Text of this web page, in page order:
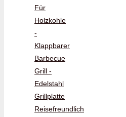
Für
Holzkohle
-
Klappbarer
Barbecue
Grill -
Edelstahl
Grillplatte
Reisefreundlich